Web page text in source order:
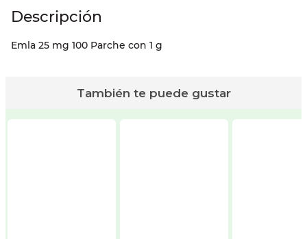
Emla 25 mg 100 Parche con 1 g